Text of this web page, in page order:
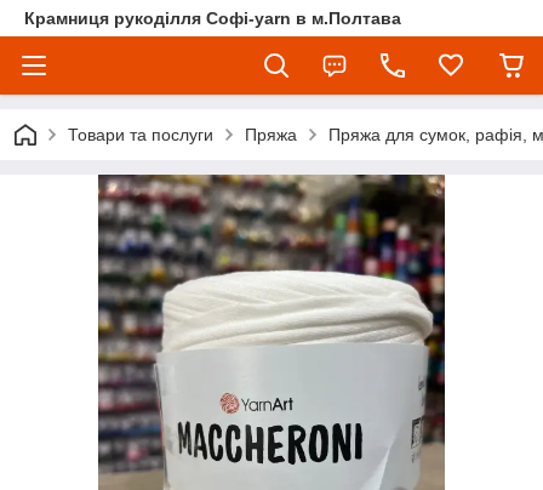
Крамниця рукоділля Софі-yarn в м.Полтава
Товари та послуги Пряжа Пряжа для сумок, рафія,